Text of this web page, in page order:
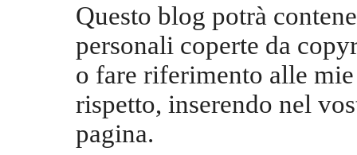
Questo blog potrà
personali coperte da
o fare riferimento alle
rispetto, inserendo nel
pagina.